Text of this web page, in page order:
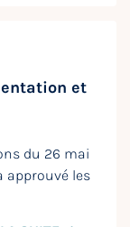
et
du 26 mai
approuvé les